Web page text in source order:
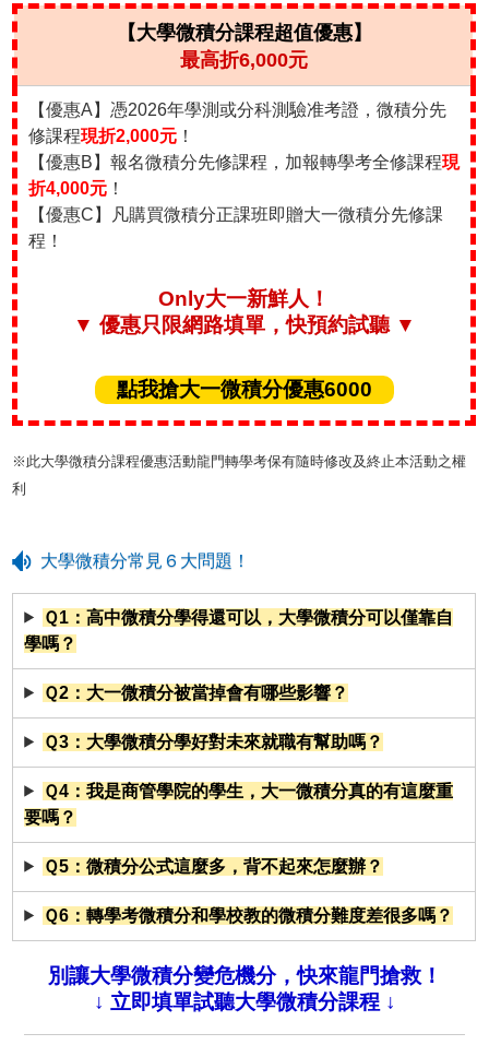
【大學微積分課程超值優惠】
最高折6,000元
【優惠A】憑2026年學測或分科測驗准考證，微積分先
修課程現折2,000元 ！
【優惠B】報名微積分先修課程，加報轉學考全修課程現
折4,000元 ！
【優惠C】凡購買微積分正課班即贈大一微積分先修課
程！
Only大一新鮮人！
▼ 優惠只限網路填單，快預約試聽 ▼
點我搶大一微積分優惠6000
※此大學微積分課程優惠活動龍門轉學考保有隨時修改及終止本活動之權
利
大學微積分常見６大問題！
Ｑ1：高中微積分學得還可以，大學微積分可以僅靠自
學嗎？
Ｑ2：大一微積分被當掉會有哪些影響？
Ｑ3：大學微積分學好對未來就職有幫助嗎？
Ｑ4：我是商管學院的學生，大一微積分真的有這麼重
要嗎？
Ｑ5：微積分公式這麼多，背不起來怎麼辦？
Ｑ6：轉學考微積分和學校教的微積分難度差很多嗎？
別讓大學微積分變危機分，快來龍門搶救！
↓ 立即填單試聽大學微積分課程 ↓